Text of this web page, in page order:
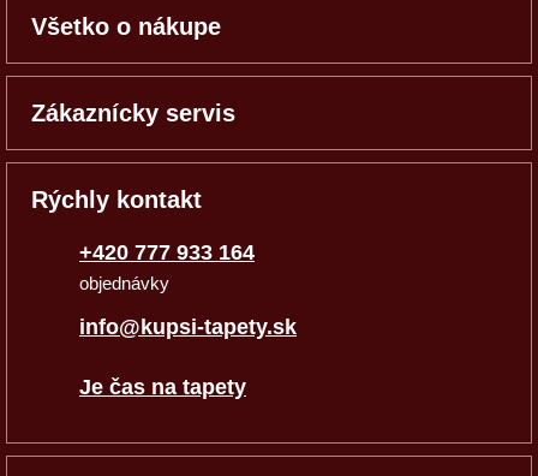
Všetko o nákupe
Zákaznícky servis
Rýchly kontakt
+420 777 933 164
objednávky
info@kupsi-tapety.sk
Je čas na tapety